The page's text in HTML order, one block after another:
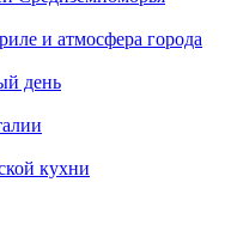
и атмосфера города
день
кухни